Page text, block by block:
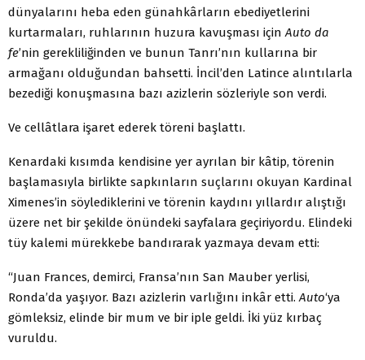
dünyalarını heba eden günahkârların ebediyetlerini
kurtarmaları, ruhlarının huzura kavuşması için Auto da
fe’nin gerekliliğinden ve bunun Tanrı’nın kullarına bir
armağanı olduğundan bahsetti. İncil’den Latince alıntılarla
bezediği konuşmasına bazı azizlerin sözleriyle son verdi.
Ve cellâtlara işaret ederek töreni başlattı.
Kenardaki kısımda kendisine yer ayrılan bir kâtip, törenin
başlamasıyla birlikte sapkınların suçlarını okuyan Kardinal
Ximenes’in söylediklerini ve törenin kaydını yıllardır alıştığı
üzere net bir şekilde önündeki sayfalara geçiriyordu. Elindeki
tüy kalemi mürekkebe bandırarak yazmaya devam etti:
“Juan Frances, demirci, Fransa’nın San Mauber yerlisi,
Ronda’da yaşıyor. Bazı azizlerin varlığını inkâr etti. Auto‘ya
gömleksiz, elinde bir mum ve bir iple geldi. İki yüz kırbaç
vuruldu.